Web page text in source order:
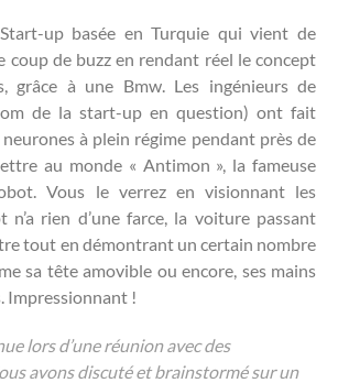
up basée en Turquie qui vient de
coup de buzz en rendant réel le concept
grâce à une Bmw. Les ingénieurs de
de la start-up en question) ont fait
à plein régime pendant près de
au monde « Antimon », la fameuse
Vous le verrez en visionnant les
n’a rien d’une farce, la voiture passant
tout en démontrant un certain nombre
sa tête amovible ou encore, ses mains
Impressionnant !
lors d’une réunion avec des
avons discuté et brainstormé sur un